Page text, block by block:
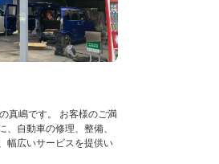
真嶋です。 お客様のご満
自動車の修理、整備、
幅広いサービスを提供い